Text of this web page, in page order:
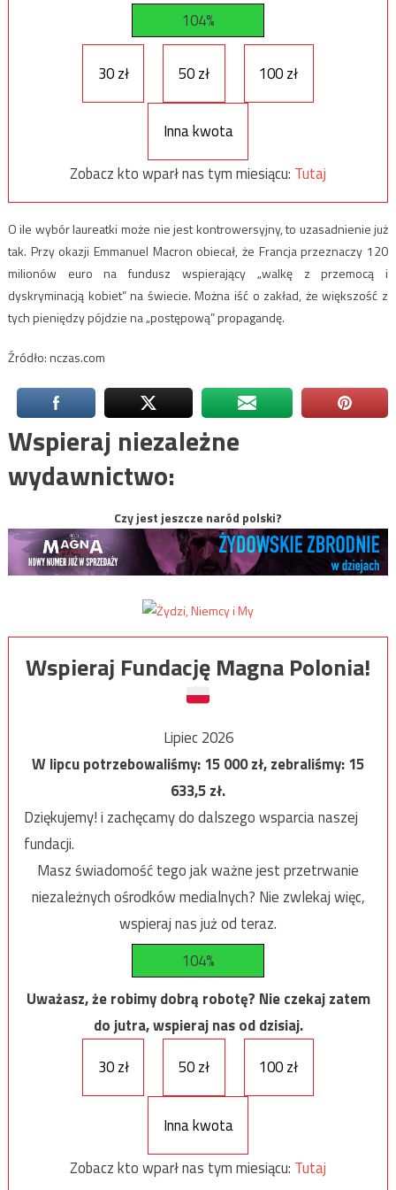
104%
30 zł 50 zł 100 zł
Inna kwota
Zobacz kto wparł nas tym miesiącu: Tutaj
O ile wybór laureatki może nie jest kontrowersyjny, to uzasadnienie już
tak. Przy okazji Emmanuel Macron obiecał, że Francja przeznaczy 120
milionów euro na fundusz wspierający „walkę z przemocą i
dyskryminacją kobiet” na świecie. Można iść o zakład, że większość z
tych pieniędzy pójdzie na „postępową” propagandę.
Źródło: nczas.com
Wspieraj niezależne
wydawnictwo:
Czy jest jeszcze naród polski?
Wspieraj Fundację Magna Polonia!
Lipiec 2026
W lipcu potrzebowaliśmy:15 000zł, zebraliśmy:15
633,5zł.
Dziękujemy! i zachęcamy do dalszego wsparcia naszej
fundacji.
Masz świadomość tego jak ważne jest przetrwanie
niezależnych ośrodków medialnych? Nie zwlekaj więc,
wspieraj nas już od teraz.
104%
Uważasz, że robimy dobrą robotę? Nie czekaj zatem
do jutra, wspieraj nas od dzisiaj.
30 zł
50 zł 100 zł
Inna kwota
Zobacz kto wparł nas tym miesiącu: Tutaj